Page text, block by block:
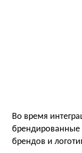
Во время
брендов и